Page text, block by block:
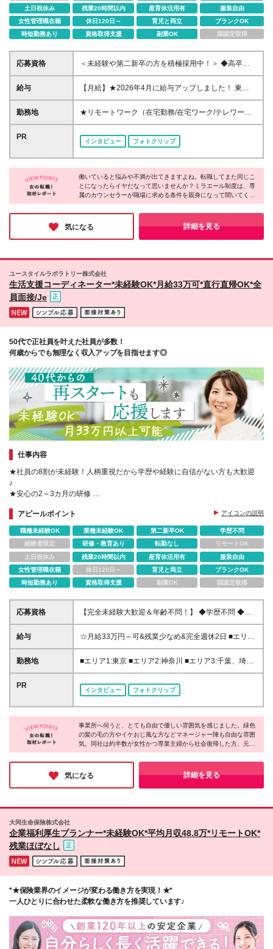
土日祝休み
残業20時間以内 産育休活用有
服装自由
女性管理職在籍
休日120日～ 育児と両立
ブランクOK
時短勤務あり
資格取得支援 副業OK 国認定取得
応募資格
＜未経験や第二新卒の方を積極採用中！＞ ◆高卒以
上 ◆事務経験・社会人経験がない方大歓迎 ◆初めて
の転職・第二新卒の方大歓迎 ◆転職回数不問 ◆20代
問題ありません！ あなたの「やってみたい！」とい
う気持ちを大切にして育てていきます◎
給与
【月給】★2026年4月に給与アップしました！ 東
京 21万0000円～ 神奈川 20万2000円～ 大阪/埼玉 19
万7000円～ 千葉 19万6000円～ 愛知 19万2000円～
～ 栃木 18万2500円～ 滋賀/群馬 18万1500円～ 三
岡山 17万6000円～ 香川 17万5000円～ 北海道 17万
4000円～ 新潟 17万3500円～ 福島 16万9500円～ 山
口/愛媛 16万8500円～ 熊本 16万5500円～ 長崎 16万
同様) 勤務エリア/東京・神奈川・千葉・埼玉・名古
屋・大阪・京都・兵庫 ・札幌・仙台・静岡・福岡 試
勤務地
★リモートワーク（在宅勤務/在宅ワーク/テレワー
ク）もOK 東京都内（渋谷、六本木、丸の内、新宿、
恵比寿、池袋、品川、秋葉原など）、神奈川、千葉、
埼玉、北海道、仙台、福島、新潟、栃木、群馬、つく
ば、長野、富山、静岡、名古屋、金沢、岐阜、三重、
滋賀、京都、大阪、神戸、奈良、広島、岡山、香川、
愛媛、山口、福岡、熊本、長崎、鹿児島の当社取引先
企業での勤務 ◆大手企業で働くチャンス！ ◆転勤な
し/自宅から通える範囲で希望を考慮して決定 ◆キレ
イ＆おしゃれオフィス多数 ◆駅チカで通勤に便利な
エリアも♪ ※配属先によって異なります 【勤務地エリ
アの一例】 東京都……23区内メイン 神奈川県……横
田・淀屋橋・本町・難波 など 兵庫県……神戸市メ
イン・三ノ宮 など 福岡県……博多・天神 など
PR
インタビュー フォトクリップ
働いていると悩みや不満が出てきますよね。転職してまた同じこ
とになったらイヤだなって思いませんか？ミラエール制度は、専
属のカウンセラーが職場に求める条件を親身になって聞いてくれ
るみたい！入社してからじゃないとわからないことに悩まされる
心配もなくなりそうですね。女性が長く働くために必要な要素が
詰まった会社だと感じました！
気になる 詳細を見る
ユースタイルラボラトリー株式会社
生活支援コーディネーター*未経験OK*月給33万可*直行直帰OK*全
員面接/Je
50代で正社員を叶えた社員が多数！
何歳からでも無理なく収入アップを目指せます◎
仕事内容
★社員の8割が未経験！人柄重視だから学歴や経験に自信がない方も大歓迎
♪
★安心の2～3カ月の研修
★国家資格も取得できる無料サポートあり！
★服装･髪型･髪色自由
アピールポイント アイコンの説明
職種未経験OK 業種未経験OK 第二新卒OK
学歴不問
経験者限定
研修・教育あり 転勤なし
リモートOK
土日祝休み
残業20時間以内 産育休活用有
服装自由
女性管理職在籍
休日120日～ 育児と両立
ブランクOK
時短勤務あり
資格取得支援 副業OK 国認定取得
応募資格
【完全未経験大歓迎＆年齢不問！】 ◆学歴不問 ◆第
二新卒、ブランク、無資格の方歓迎 ◆人柄重視の採
用 先輩の80％は未経験からスタートしています！ 学
【一部エリアは日勤のみの勤務も可能！】 日勤のみ
勤務の給与額は以下です。 募集エリアにより給与が
東京:月給29万円～30万円 神奈川:月給27万円～28万
越、静岡、岐阜、岡山:月給25万円～26万円 山形:月給
24万円～25万円
給与
☆月給33万円～可&残業少なめ&完全週休2日 ■エリア
1:月給33万円～45万円 ■エリア2:月給32万円～45万円
■エリア3:月給31万円～45万円 ■エリア4,5:月給30万
細欄をご確認下さい。 ※試用期間2カ月(同条件) ※残
住支援特別手当:月2万円(東京・神奈川一部) ■夜勤手
当:1回5千円(※月16回で8万) ・初期費用会社負担等の
移住支援、UIターン転勤希望者への1年間支援あり 全
す。 ITでムダを徹底削減し社員へ還元しています。
勤務地
■エリア1:東京 ■エリア2:神奈川 ■エリア3:千葉、埼
玉、愛知、大阪、兵庫 ■エリア4:滋賀、京都、広島、
福岡 ■エリア5:北海道、宮城、福島、茨城、栃木、群
馬、新潟、富山、山梨、長野、岐阜、静岡、三重、奈
良、和歌山、岡山、山口、香川、徳島、長崎 ■エリア
6:青森、岩手、秋田、山形、愛媛、高知、佐賀、熊
本、大分、宮崎、鹿児島、沖縄 ★転勤を伴う異動な
し ★基本的に直行直帰です。 ★希望によって配属を
決定致します。 ★上京・UIターン移住支援あり 神奈
川、山梨、三重、滋賀は無料の社員寮もあり！ ★特
に沖縄・宮崎・香川では積極採用中！ ★オープニン
グスタッフ募集もあり！ 詳細勤務地は、応募・選考
PR
インタビュー フォトクリップ
事業所へ伺うと、とても自由で優しい雰囲気を感じました。緑色
の髪の毛の方やイケおじ風な方などマネージャー陣も自由な雰囲
気。同社は約半数が女性かつ専業主婦から社会復帰した方、元フ
リーターなど20～60代まで幅広い年代の方が活躍しています。一
人ひとり働き方を柔軟に調整したり、本人の適性や頑張りで昇
給・昇格を目指せる体制を整えたりと、長く働ける制度が充実！
未経験から理想のキャリアを叶えられるのが魅力です♪
気になる 詳細を見る
大同生命保険株式会社
企業福利厚生プランナー*未経験OK*平均月収48.8万*リモートOK*
残業ほぼなし
*★保険業界のイメージが変わる働き方を実現！★*
一人ひとりに合わせた柔軟な働き方を推奨しています♪